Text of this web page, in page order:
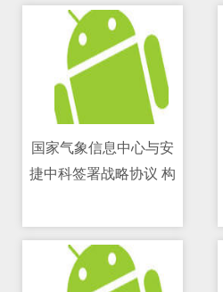
国家气象信息中心与安
捷中科签署战略协议 构
台